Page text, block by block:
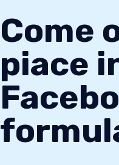
Come
piace